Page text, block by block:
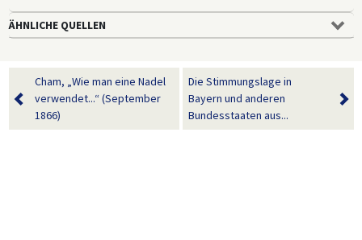
ÄHNLICHE QUELLEN
Cham, „Wie man eine Nadel
verwendet...“ (September
1866)
Die Stimmungslage in
Bayern und anderen
Bundesstaaten aus...